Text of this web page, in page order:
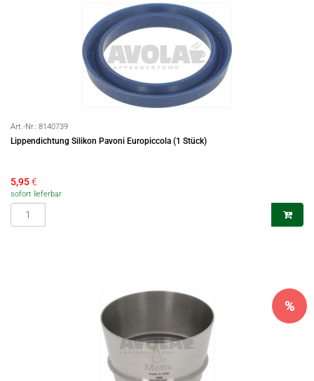
Art.-Nr.: 8140739
Lippendichtung Silikon Pavoni Europiccola (1 Stück)
5,95€
sofort lieferbar
%